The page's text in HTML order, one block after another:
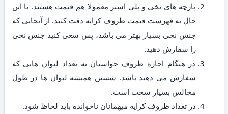
پارچه های نخی و پلی استر معمولا هم قیمت هستند. با این
حال به فهرست قیمت ظروف کرایه دقت کنید. از آنجایی که
جنس نخی بسیار بهتر می باشد، پس سعی کنید جنس نخی
را سفارش دهید.
در هنگام اجاره ظروف حواستان به تعداد لیوان هایی که
سفارش می دهید باشد. شستن همیشه لیوان ها در طول
مجالس بسیار سخت است.
در تعداد ظروف کرایه میهمانان ناخوانده باید لحاظ شود.